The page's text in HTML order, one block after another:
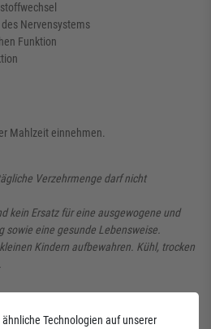
Nervensystems
Funktion
Mahlzeit einnehmen.
Verzehrmenge darf nicht
kein Ersatz für eine ausgewogene und
sowie eine gesunde Lebensweise.
Kindern aufbewahren. Kühl, trocken
Technologien auf unserer